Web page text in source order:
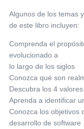
Algunos de los temas
de este libro incluyen:
Comprenda el
evolucionado a
lo largo de los siglos
Conozca qué son
Descubra los 4
Aprenda a identificar
Conozca los objetivos
desarrollo de software